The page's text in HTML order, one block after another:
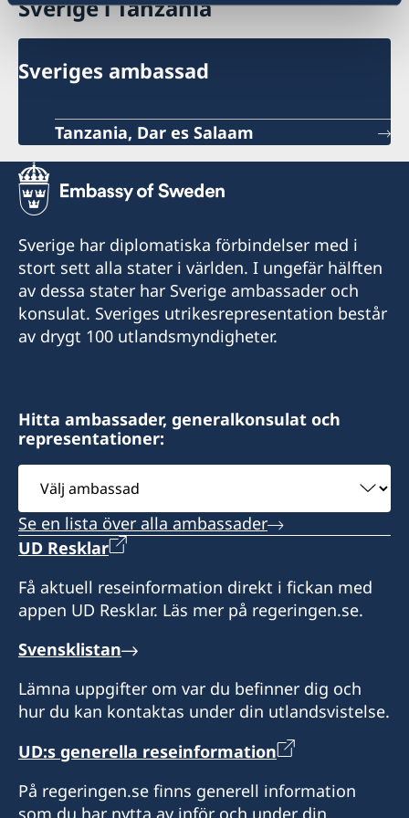
Sverige i Tanzania
Sveriges ambassad
Tanzania, Dar es Salaam
Sverige har diplomatiska förbindelser med i
stort sett alla stater i världen. I ungefär hälften
av dessa stater har Sverige ambassader och
konsulat. Sveriges utrikesrepresentation består
av drygt 100 utlandsmyndigheter.
Hitta ambassader, generalkonsulat och
representationer:
ambassad
Se en lista över alla ambassader
UD Resklar
Få aktuell reseinformation direkt i fickan med
appen UD Resklar. Läs mer på regeringen.se.
Svensklistan
Lämna uppgifter om var du befinner dig och
hur du kan kontaktas under din utlandsvistelse.
UD:s generella reseinformation
På regeringen.se finns generell information